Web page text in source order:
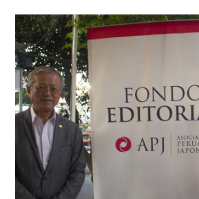
Cursos
Museo de la Inmigración
Fondo Editorial
Teatro Peruano Japonés